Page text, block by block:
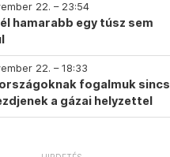
22. – 23:54
hamarabb egy túsz sem
22. – 18:33
fogalmuk sincs,
a gázai helyzettel